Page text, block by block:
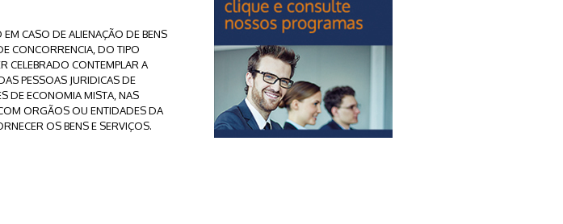
CASO DE ALIENAÇÃO DE BENS
CONCORRENCIA, DO TIPO
CELEBRADO CONTEMPLAR A
PESSOAS JURIDICAS DE
DE ECONOMIA MISTA, NAS
ORGÃOS OU ENTIDADES DA
OS BENS E SERVIÇOS.